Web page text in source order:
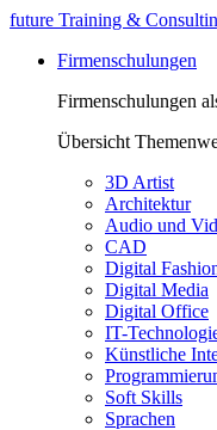
future Training &
Firmenschulungen
Firmenschulungen
Übersicht
3D Artist
Architektur
Audio und
CAD
Digital
Digital Media
Digital Office
IT-
Künstliche
Soft Skills
Sprachen